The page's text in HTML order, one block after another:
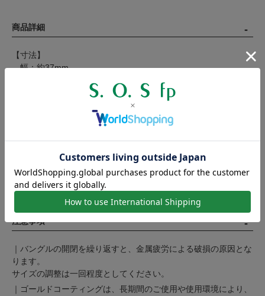
商品詳細
【寸法】
幅：約37mm
【素材】シルバー925（ゴールドコーティング）
【対象】レディース
製作工程の都合上、商品のサイズには若干の個体差が生じます。
表記の寸法に満たない、または寸法を超えるものがございますの
で、数値は目安とお考えください。
注意事項
｜バングルの開閉を繰り返すと、金属疲労による破損の原因とな
ります。
サイズの調整は一回程度としてください。
｜ゴールドコーティングは、長期間のご使用や使用環境により、